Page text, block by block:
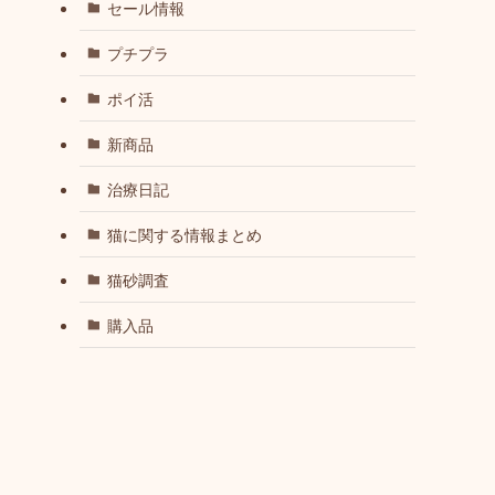
セール情報
プチプラ
ポイ活
新商品
治療日記
猫に関する情報まとめ
猫砂調査
購入品